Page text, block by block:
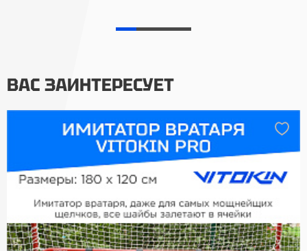
ВАС ЗАИНТЕРЕСУЕТ